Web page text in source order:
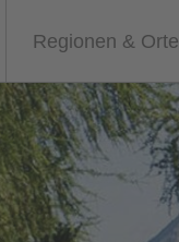
Regionen & Orte